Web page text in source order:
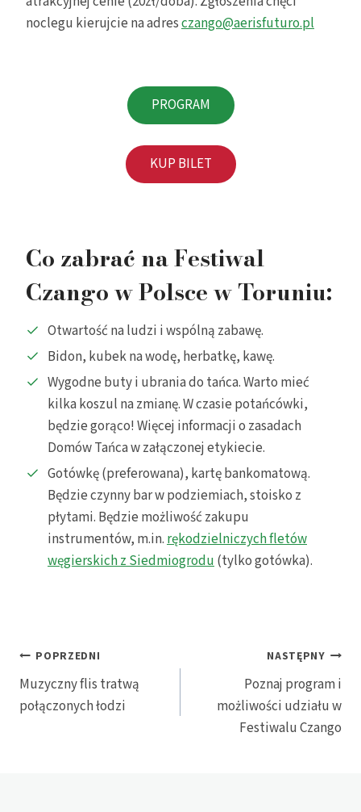
noclegu kierujcie na adresczango@aerisfuturo.pl
PROGRAM
KUP BILET
Co zabrać na Festiwal
Czango w Polsce w Toruniu:
Otwartość na ludzi i wspólną zabawę.
Bidon, kubek na wodę, herbatkę, kawę.
Wygodne buty i ubrania do tańca. Warto mieć
kilka koszul na zmianę. W czasie potańcówki,
będzie gorąco! Więcej informacji o zasadach
Domów Tańca w załączonej etykiecie.
Gotówkę (preferowana), kartę bankomatową.
Będzie czynny bar w podziemiach, stoisko z
płytami. Będzie możliwość zakupu
instrumentów, m.in. rękodzielniczych fletów
węgierskich z Siedmiogrodu (tylko gotówka).
Nawigacja
wpisu
POPRZEDNI
Muzyczny flis tratwą
połączonych łodzi
NASTĘPNY
Poznaj program i
możliwości udziału w
Festiwalu Czango